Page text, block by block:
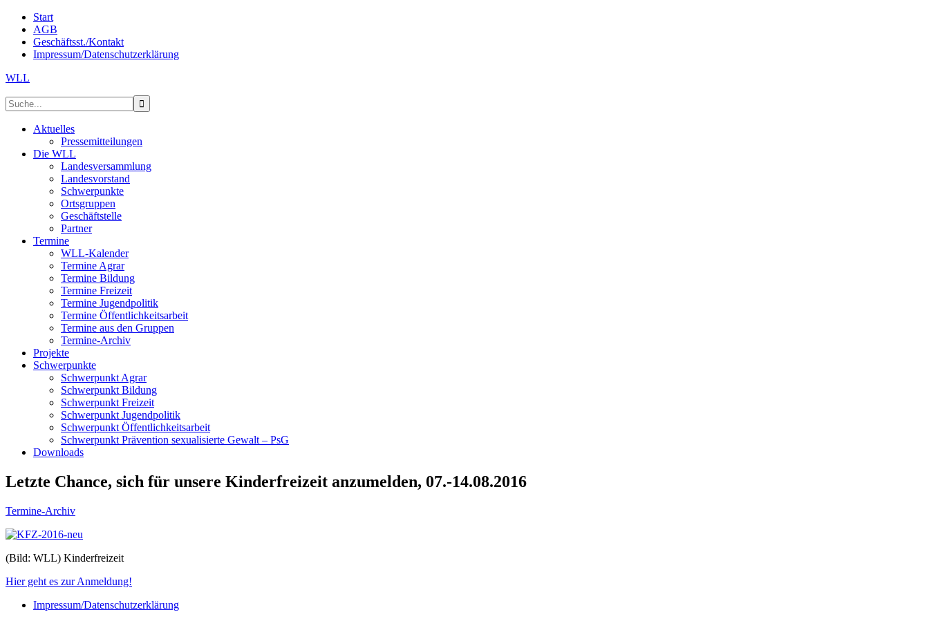
Start
AGB
Geschäftsst./Kontakt
Impressum/Datenschutzerklärung
WLL
Aktuelles
Pressemitteilungen
Die WLL
Landesversammlung
Landesvorstand
Schwerpunkte
Ortsgruppen
Geschäftstelle
Partner
Termine
WLL-Kalender
Termine Agrar
Termine Bildung
Termine Freizeit
Termine Jugendpolitik
Termine Öffentlichkeitsarbeit
Termine aus den Gruppen
Termine-Archiv
Projekte
Schwerpunkte
Schwerpunkt Agrar
Schwerpunkt Bildung
Schwerpunkt Freizeit
Schwerpunkt Jugendpolitik
Schwerpunkt Öffentlichkeitsarbeit
Schwerpunkt Prävention sexualisierte Gewalt – PsG
Downloads
Letzte Chance, sich für unsere Kinderfreizeit anzumelden, 07.-14.08.2016
Termine-Archiv
(Bild: WLL) Kinderfreizeit
Hier geht es zur Anmeldung!
Impressum/Datenschutzerklärung